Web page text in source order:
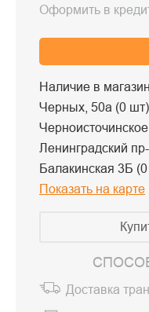
Оформить в
Наличие в
Черных, 50а (0 шт)
Ленинградский
Балакинская 3Б
Показать на карте
Доставка